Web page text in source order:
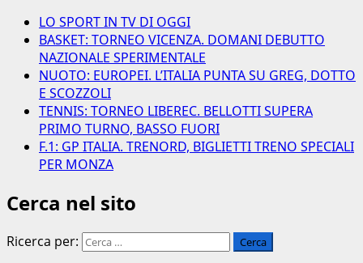
LO SPORT IN TV DI OGGI
BASKET: TORNEO VICENZA. DOMANI DEBUTTO
NAZIONALE SPERIMENTALE
NUOTO: EUROPEI. L’ITALIA PUNTA SU GREG, DOTTO
E SCOZZOLI
TENNIS: TORNEO LIBEREC. BELLOTTI SUPERA
PRIMO TURNO, BASSO FUORI
F.1: GP ITALIA. TRENORD, BIGLIETTI TRENO SPECIALI
PER MONZA
Cerca nel sito
Ricerca per: